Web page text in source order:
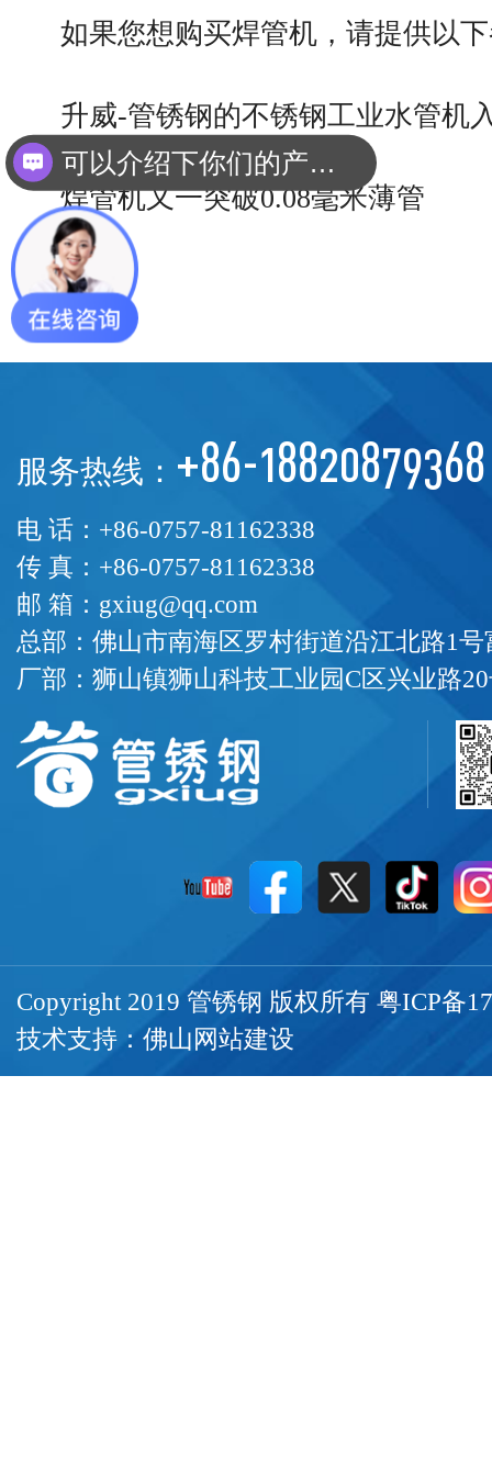
如果您想购买焊管机，请提供以
升威-管锈钢的不锈钢工业水管机
焊管机又一突破0.08毫米薄管
服务热线： +86-18820879368
电 话：+86-0757-81162338
传 真：+86-0757-81162338
邮 箱：gxiug@qq.com
总部：佛山市南海区罗村街道沿江北路1号
厂部：狮山镇狮山科技工业园C区兴业路
Copyright 2019 管锈钢 版权所有 粤ICP备
技术支持： 佛山网站建设
可以介绍下你们的产品么？